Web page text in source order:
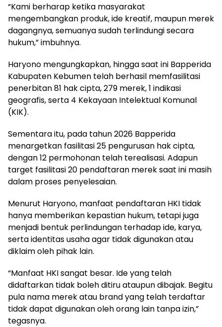
“Kami berharap ketika masyarakat
mengembangkan produk, ide kreatif, maupun merek
dagangnya, semuanya sudah terlindungi secara
hukum,” imbuhnya.
Haryono mengungkapkan, hingga saat ini Bapperida
Kabupaten Kebumen telah berhasil memfasilitasi
penerbitan 81 hak cipta, 279 merek, 1 indikasi
geografis, serta 4 Kekayaan Intelektual Komunal
(KIK).
Sementara itu, pada tahun 2026 Bapperida
menargetkan fasilitasi 25 pengurusan hak cipta,
dengan 12 permohonan telah terealisasi. Adapun
target fasilitasi 20 pendaftaran merek saat ini masih
dalam proses penyelesaian.
Menurut Haryono, manfaat pendaftaran HKI tidak
hanya memberikan kepastian hukum, tetapi juga
menjadi bentuk perlindungan terhadap ide, karya,
serta identitas usaha agar tidak digunakan atau
diklaim oleh pihak lain.
“Manfaat HKI sangat besar. Ide yang telah
didaftarkan tidak boleh ditiru ataupun dibajak. Begitu
pula nama merek atau brand yang telah terdaftar
tidak dapat digunakan oleh orang lain tanpa izin,”
tegasnya.